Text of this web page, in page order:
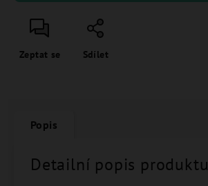
Zeptat se Sdílet
Popis
Detailní popis produktu